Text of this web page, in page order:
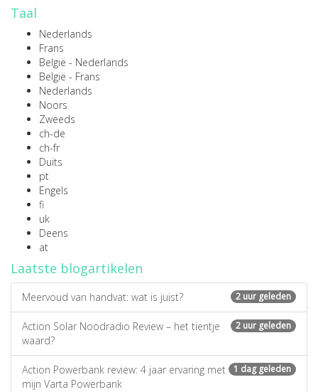
Taal
Nederlands
Frans
België - Nederlands
België - Frans
Nederlands
Noors
Zweeds
ch-de
ch-fr
Duits
pt
Engels
fi
uk
Deens
at
Laatste blogartikelen
2 uur geleden
Meervoud van handvat: wat is juist?
2 uur geleden
Action Solar Noodradio Review – het tientje
waard?
1 dag geleden
Action Powerbank review: 4 jaar ervaring met
mijn Varta Powerbank